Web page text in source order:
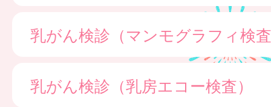
乳がん検診（マンモグラフィ検
乳がん検診（乳房エコー検査）